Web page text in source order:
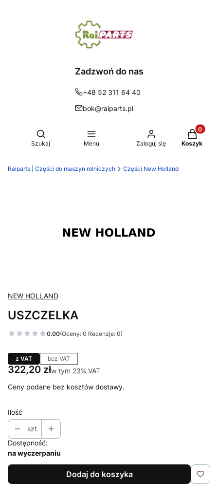
Zadzwoń do nas
+48 52 311 64 40
bok@raiparts.pl
Otwórz wyszukiwarkę
Szukaj Menu Zaloguj się Koszyk
Raiparts | Części do maszyn rolniczych Części New Holland
NEW HOLLAND
USZCZELKA
0.00(Oceny: 0 Recenzje: 0)
z VAT bez VAT
Cena
322,20 złw tym 23% VAT
w tym 23% VAT
Ceny podane bez kosztów dostawy.
Ilość
szt.
Dostępność:
na wyczerpaniu
Dodaj do koszyka